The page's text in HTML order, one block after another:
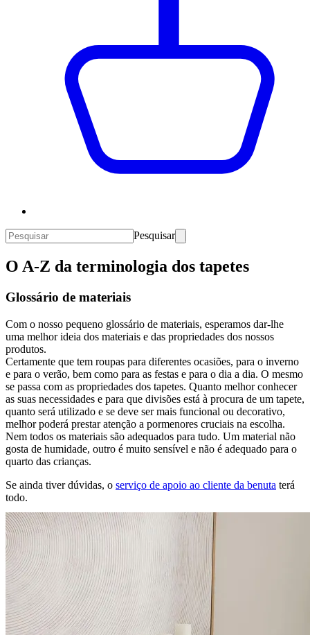
Pesquisar
O A-Z da terminologia dos tapetes
Glossário de materiais
Com o nosso pequeno glossário de materiais, esperamos dar-lhe
uma melhor ideia dos materiais e das propriedades dos nossos
produtos.
Certamente que tem roupas para diferentes ocasiões, para o inverno
e para o verão, bem como para as festas e para o dia a dia. O mesmo
se passa com as propriedades dos tapetes. Quanto melhor conhecer
as suas necessidades e para que divisões está à procura de um tapete,
quanto será utilizado e se deve ser mais funcional ou decorativo,
melhor poderá prestar atenção a pormenores cruciais na escolha.
Nem todos os materiais são adequados para tudo. Um material não
gosta de humidade, outro é muito sensível e não é adequado para o
quarto das crianças.
Se ainda tiver dúvidas, o serviço de apoio ao cliente da benuta terá
todo.